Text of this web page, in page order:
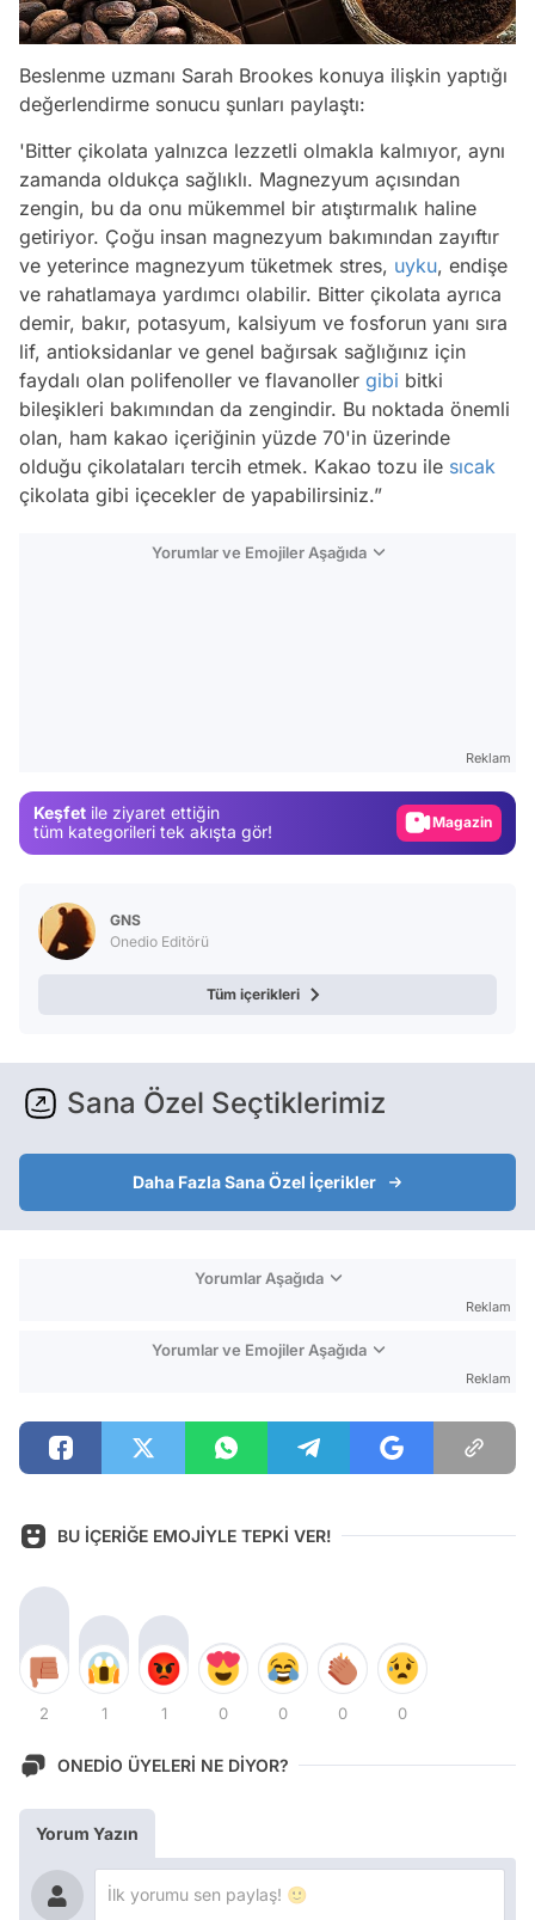
Beslenme uzmanı Sarah Brookes konuya ilişkin yaptığı
değerlendirme sonucu şunları paylaştı:
'Bitter çikolata yalnızca lezzetli olmakla kalmıyor, aynı
zamanda oldukça sağlıklı. Magnezyum açısından
zengin, bu da onu mükemmel bir atıştırmalık haline
getiriyor. Çoğu insan magnezyum bakımından zayıftır
ve yeterince magnezyum tüketmek stres, uyku, endişe
ve rahatlamaya yardımcı olabilir. Bitter çikolata ayrıca
demir, bakır, potasyum, kalsiyum ve fosforun yanı sıra
lif, antioksidanlar ve genel bağırsak sağlığınız için
faydalı olan polifenoller ve flavanoller gibi bitki
bileşikleri bakımından da zengindir. Bu noktada önemli
olan, ham kakao içeriğinin yüzde 70'in üzerinde
olduğu çikolataları tercih etmek. Kakao tozu ile sıcak
çikolata gibi içecekler de yapabilirsiniz.”
Yorumlar ve Emojiler Aşağıda
Reklam
Keşfet ile ziyaret ettiğin
tüm kategorileri tek akışta gör!
Gündem
Magazin
Video
GNS
Onedio Editörü
Tüm içerikleri
Sana Özel Seçtiklerimiz
Daha Fazla Sana Özel İçerikler
Yorumlar Aşağıda
Reklam
Yorumlar ve Emojiler Aşağıda
Reklam
BU İÇERİĞE EMOJİYLE TEPKİ VER!
2 1 1 0 0 0 0
ONEDİO ÜYELERİ NE DİYOR?
Yorum Yazın